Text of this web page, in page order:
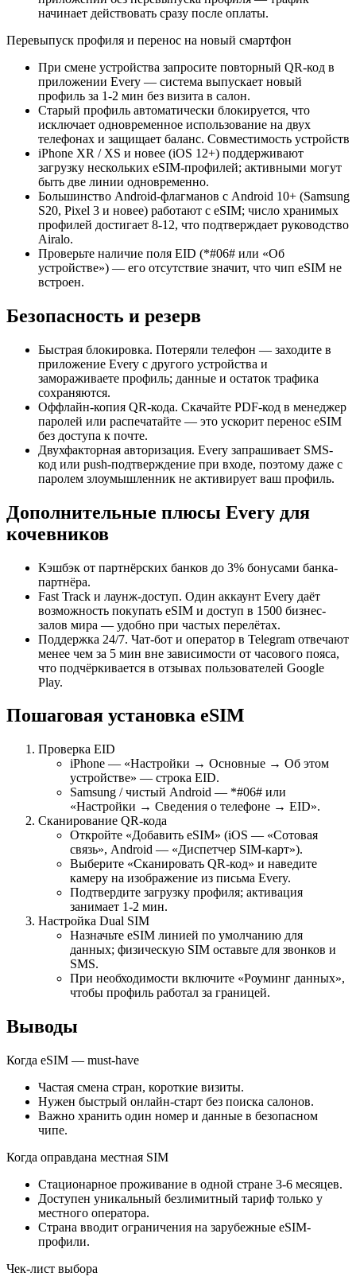
начинает действовать сразу после оплаты.
Перевыпуск профиля и перенос на новый смартфон
При смене устройства запросите повторный QR-код в
приложении Every — система выпускает новый
профиль за 1-2 мин без визита в салон.
Старый профиль автоматически блокируется, что
исключает одновременное использование на двух
телефонах и защищает баланс. Совместимость устройств
iPhone XR / XS и новее (iOS 12+) поддерживают
загрузку нескольких eSIM-профилей; активными могут
быть две линии одновременно.
Большинство Android-флагманов с Android 10+ (Samsung
S20, Pixel 3 и новее) работают с eSIM; число хранимых
профилей достигает 8-12, что подтверждает руководство
Airalo.
Проверьте наличие поля EID (*#06# или «Об
устройстве») — его отсутствие значит, что чип eSIM не
встроен.
Безопасность и резерв
Быстрая блокировка. Потеряли телефон — заходите в
приложение Every с другого устройства и
замораживаете профиль; данные и остаток трафика
сохраняются.
Оффлайн-копия QR-кода. Скачайте PDF-код в менеджер
паролей или распечатайте — это ускорит перенос eSIM
без доступа к почте.
Двухфакторная авторизация. Every запрашивает SMS-
код или push-подтверждение при входе, поэтому даже с
паролем злоумышленник не активирует ваш профиль.
Дополнительные плюсы Every для
кочевников
Кэшбэк от партнёрских банков до 3% бонусами банка-
партнёра.
Fast Track и лаунж-доступ. Один аккаунт Every даёт
возможность покупать еSIM и доступ в 1500 бизнес-
залов мира — удобно при частых перелётах.
Поддержка 24/7. Чат-бот и оператор в Telegram отвечают
менее чем за 5 мин вне зависимости от часового пояса,
что подчёркивается в отзывах пользователей Google
Play.
Пошаговая установка eSIM
Проверка EID
iPhone — «Настройки → Основные → Об этом
устройстве» — строка EID.
Samsung / чистый Android — *#06# или
«Настройки → Сведения о телефоне → EID».
Сканирование QR-кода
Откройте «Добавить eSIM» (iOS — «Сотовая
связь», Android — «Диспетчер SIM-карт»).
Выберите «Сканировать QR-код» и наведите
камеру на изображение из письма Every.
Подтвердите загрузку профиля; активация
занимает 1-2 мин.
Настройка Dual SIM
Назначьте eSIM линией по умолчанию для
данных; физическую SIM оставьте для звонков и
SMS.
При необходимости включите «Роуминг данных»,
чтобы профиль работал за границей.
Выводы
Когда eSIM — must-have
Частая смена стран, короткие визиты.
Нужен быстрый онлайн-старт без поиска салонов.
Важно хранить один номер и данные в безопасном
чипе.
Когда оправдана местная SIM
Стационарное проживание в одной стране 3-6 месяцев.
Доступен уникальный безлимитный тариф только у
местного оператора.
Страна вводит ограничения на зарубежные eSIM-
профили.
Чек-лист выбора